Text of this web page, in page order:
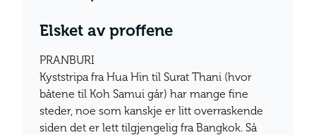
Elsket av proffene
PRANBURI
Kyststripa fra Hua Hin til Surat Thani (hvor
båtene til Koh Samui går) har mange fine
steder, noe som kanskje er litt overraskende
siden det er lett tilgjengelig fra Bangkok. Så